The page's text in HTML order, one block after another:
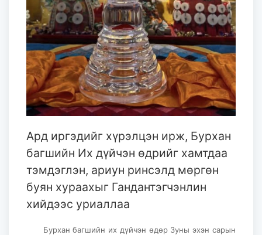
Ард иргэдийг хүрэлцэн ирж, Бурхан
багшийн Их дүйчэн өдрийг хамтдаа
тэмдэглэн, ариун ринсэлд мөргөн
буян хураахыг Гандантэгчэнлин
хийдээс уриаллаа
Бурхан багшийн их дүйчэн өдөр Зуны эхэн сарын